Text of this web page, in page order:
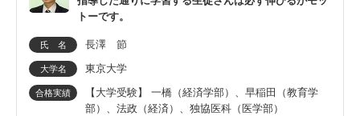
トーです。
氏 名 長澤 節
大学名 東京大学
合格実績
【大学受験】 一橋（経済学部）、早稲田（教育学
部）、法政（経済）、独協医科（医学部）